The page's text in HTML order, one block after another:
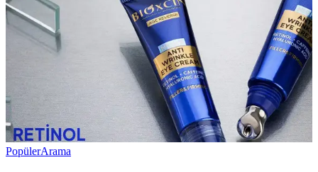
PopülerArama